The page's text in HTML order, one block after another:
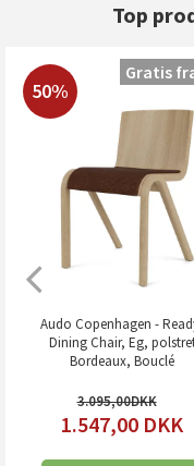
Top
50%
Audo Copenhagen -
Dining Chair, Eg,
Bordeaux, Bouclé
3.095,00
1.547,00 DKK
Gratis